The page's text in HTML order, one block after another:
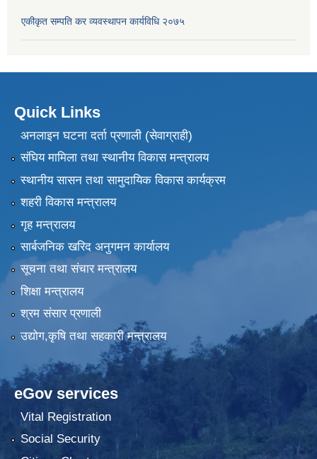
एकीकृत सम्पति कर व्यवस्थापन कार्यविधि २०७५
Quick Links
अनलाइन घटना दर्ता प्रणाली (सेवाग्राही)
संघिय मामिला तथा स्थानीय विकास मन्त्रालय
स्थानीय सासन तथा सामुदायिक विकास कार्यक्रम
शहरी विकास मन्त्रालय
गृह मन्त्रालय
सार्बजनिक खरिद अनुगमन कार्यालय
सूचना तथा संचार मन्त्रालय
शिक्षा मन्त्रालय
श्रम संसार प्रणाली
उद्योग,कृषि तथा सहकारी मन्त्रालय
eGov services
Vital Registration
Social Security